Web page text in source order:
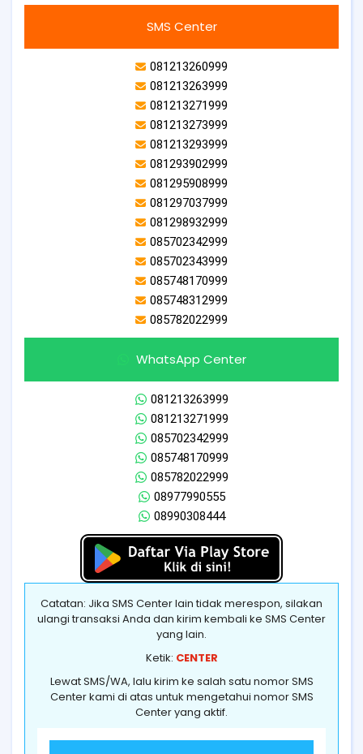
SMS Center
081213260999
081213263999
081213271999
081213273999
081213293999
081293902999
081295908999
081297037999
081298932999
085702342999
085702343999
085748170999
085748312999
085782022999
WhatsApp Center
081213263999
081213271999
085702342999
085748170999
085782022999
08977990555
08990308444
Catatan: Jika SMS Center lain tidak merespon, silakan
ulangi transaksi Anda dan kirim kembali ke SMS Center
yang lain.
Ketik: CENTER
Lewat SMS/WA, lalu kirim ke salah satu nomor SMS
Center kami di atas untuk mengetahui nomor SMS
Center yang aktif.